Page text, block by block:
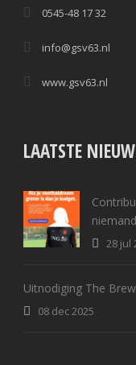
0545-48 17 32
info@gsv63.nl
www.gsv63.nl
LAATSTE
28 jul
Uitnodiging The
08 dec 2025